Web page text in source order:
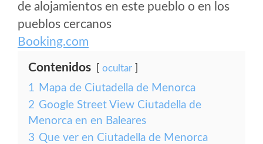
de alojamientos en este pueblo o en los
pueblos cercanos
Booking.com
Contenidos ocultar
1 Mapa de Ciutadella de Menorca
2 Google Street View Ciutadella de
Menorca en en Baleares
3 Que ver en Ciutadella de Menorca